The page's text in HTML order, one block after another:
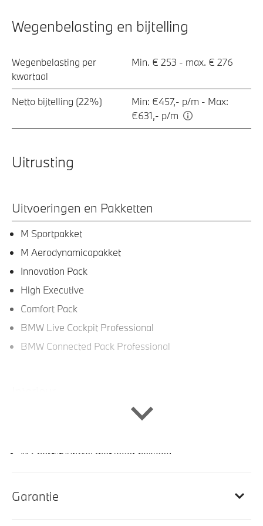
Wegenbelasting en bijtelling
Wegenbelasting per
kwartaal
Min. € 253 - max. € 276
Netto bijtelling (22%)
Min: €457,- p/m - Max:
€631,- p/m
Uitrusting
Uitvoeringen en Pakketten
M Sportpakket
M Aerodynamicapakket
Innovation Pack
High Executive
Comfort Pack
BMW Live Cockpit Professional
BMW Connected Pack Professional
Elektrisch verwarmde voorstoelen
M Sportstuurwiel met leder bekleed
Ambiance verlichting
Leder Vernasca Schwarz
Garantie